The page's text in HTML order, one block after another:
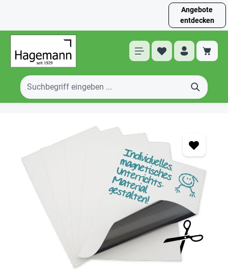
Angebote
entdecken